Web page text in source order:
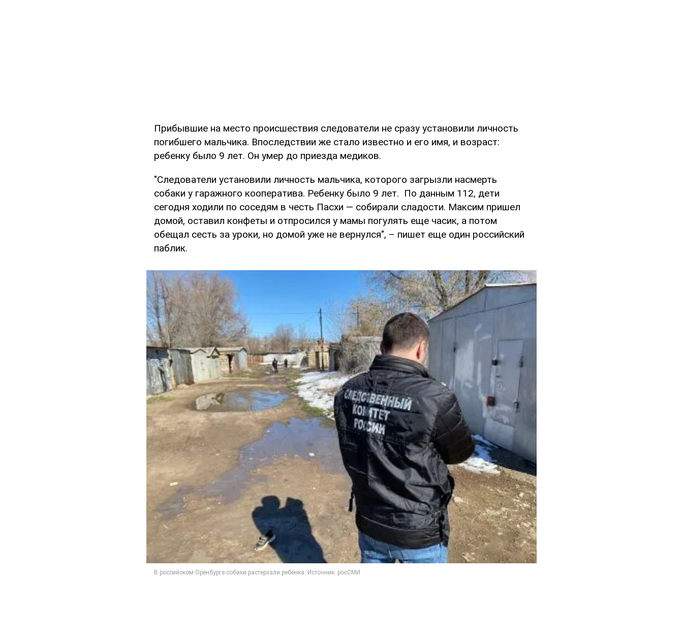
Прибывшие на место происшествия следователи не сразу установили личность
погибшего мальчика. Впоследствии же стало известно и его имя, и возраст:
ребенку было 9 лет. Он умер до приезда медиков.
"Следователи установили личность мальчика, которого загрызли насмерть
собаки у гаражного кооператива. Ребенку было 9 лет. По данным 112, дети
сегодня ходили по соседям в честь Пасхи — собирали сладости. Максим пришел
домой, оставил конфеты и отпросился у мамы погулять еще часик, а потом
обещал сесть за уроки, но домой уже не вернулся", – пишет еще один российский
паблик.